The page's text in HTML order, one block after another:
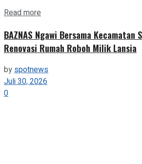
Read more
BAZNAS Ngawi Bersama Kecamatan
Renovasi Rumah Roboh Milik Lansia
by spotnews
Juli 30, 2026
0